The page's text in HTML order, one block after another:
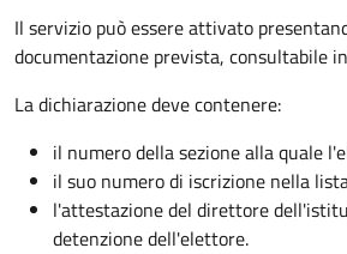
Il servizio può essere attivato
documentazione prevista, consultabile
La dichiarazione deve contenere:
il numero della sezione alla quale
il suo numero di iscrizione nella
l'attestazione del direttore
detenzione dell'elettore.